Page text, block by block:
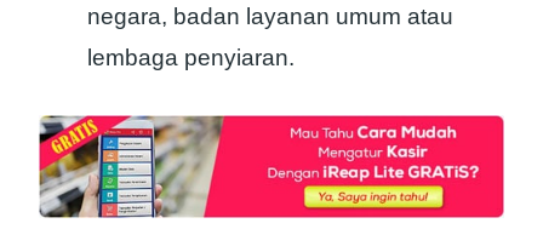
negara, badan layanan umum atau
lembaga penyiaran.